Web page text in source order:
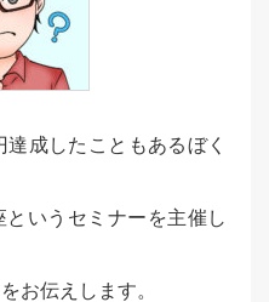
成したこともあるぼく
いうセミナーを主催し
お伝えします。